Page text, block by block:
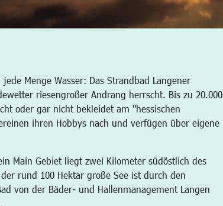
Menge Wasser: Das Strandbad Langener
riesengroßer Andrang herrscht. Bis zu 20.000
oder gar nicht bekleidet am "hessischen
ihren Hobbys nach und verfügen über eigene
Main Gebiet liegt zwei Kilometer südöstlich des
rund 100 Hektar große See ist durch den
von der Bäder- und Hallenmanagement Langen